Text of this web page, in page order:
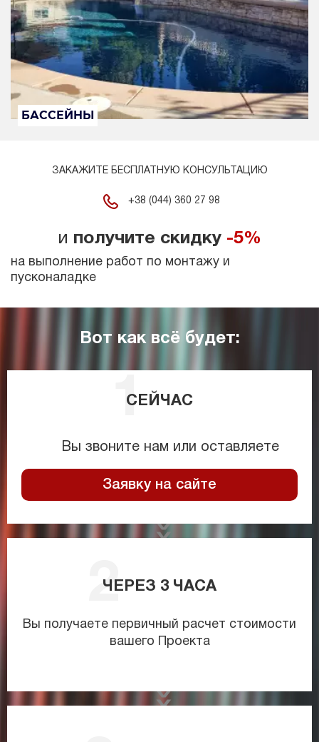
БАССЕЙНЫ
ЗАКАЖИТЕ БЕСПЛАТНУЮ КОНСУЛЬТАЦИЮ
+38 (044) 360 27 98
и получите скидку -5%
на выполнение работ по монтажу и
пусконаладке
Вот как всё будет:
СЕЙЧАС
Вы звоните нам или оставляете
Заявку на сайте
ЧЕРЕЗ 3 ЧАСА
Вы получаете первичный расчет стоимости
вашего Проекта